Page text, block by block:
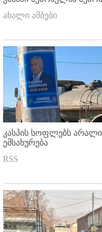
ახალი ამბები
კასპის სოფლებს
ემსახურება
RSS